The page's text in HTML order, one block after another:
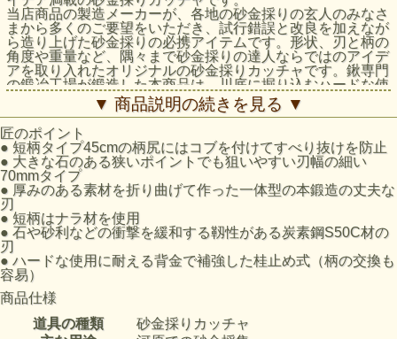
当店商品の製造メーカーが、各地の砂金採りの玄人のみなさ
まから多くのご要望をいただき、試行錯誤と改良を加えなが
ら造り上げた砂金採りの必携アイテムです。形状、刃と柄の
角度や重量など、隅々まで砂金採りの達人ならではのアイデ
アを取り入れたオリジナルの砂金採りカッチャです。鍬専門
の鍛冶工場が鍛造した本商品は、川底に掘り込むハードな使
用にも耐える丈夫さと、小石や砂利などに当たった時の衝撃
を和らげる靱性を兼ね備えています。
▼ 商品説明の続きを見る ▼
匠のポイント
● 短柄タイプ45cmの柄尻にはコブを付けてすべり抜けを防止
● 大きな石のある狭いポイントでも狙いやすい刃幅の細い
70mmタイプ
● 厚みのある素材を折り曲げて作った一体型の本鍛造の丈夫な
刃
● 短柄はナラ材を使用
● 石や砂利などの衝撃を緩和する靱性がある炭素鋼S50C材の
刃
● ハードな使用に耐える背金で補強した桂止め式（柄の交換も
容易）
商品仕様
道具の種類
砂金採りカッチャ